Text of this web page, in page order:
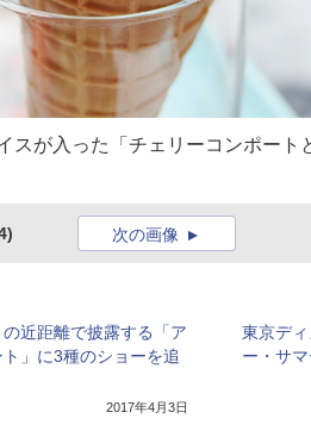
スが入った「チェリーコンポート
次の画像
近距離で披露する「ア
」に3種のショーを追
2017年4月3日
東京デ
ー・サ